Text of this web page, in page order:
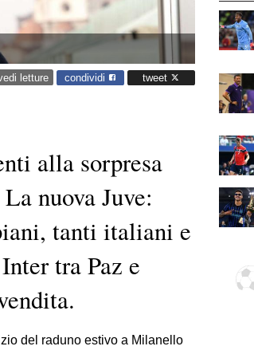
letture condividi tweet
alla sorpresa
nuova Juve:
tanti italiani e
tra Paz e
del raduno estivo a Milanello